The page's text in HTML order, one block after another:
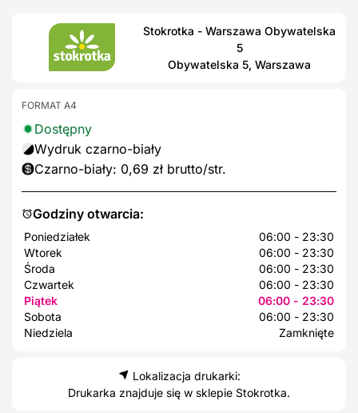
Stokrotka - Warszawa Obywatelska
5
Obywatelska 5, Warszawa
Godziny otwarcia:
Poniedziałek
06:00 - 23:30
Wtorek
06:00 - 23:30
Środa
06:00 - 23:30
Czwartek
06:00 - 23:30
Piątek
06:00 - 23:30
Sobota
06:00 - 23:30
Niedziela
Zamknięte
FORMAT A4
Dostępny
Wydruk czarno-biały
Czarno-biały: 0,69 zł brutto/str.
Lokalizacja drukarki:
Drukarka znajduje się w sklepie Stokrotka.